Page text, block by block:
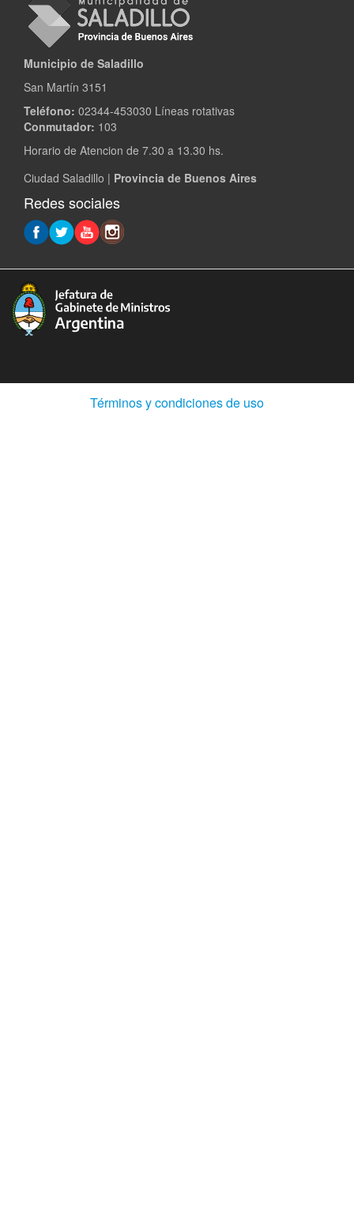
Municipio de Saladillo
San Martín 3151
Teléfono: 02344-453030 Líneas rotativas
Conmutador: 103
Horario de Atencion de 7.30 a 13.30 hs.
Ciudad Saladillo | Provincia de Buenos Aires
Redes sociales
Términos y condiciones de uso(Abre